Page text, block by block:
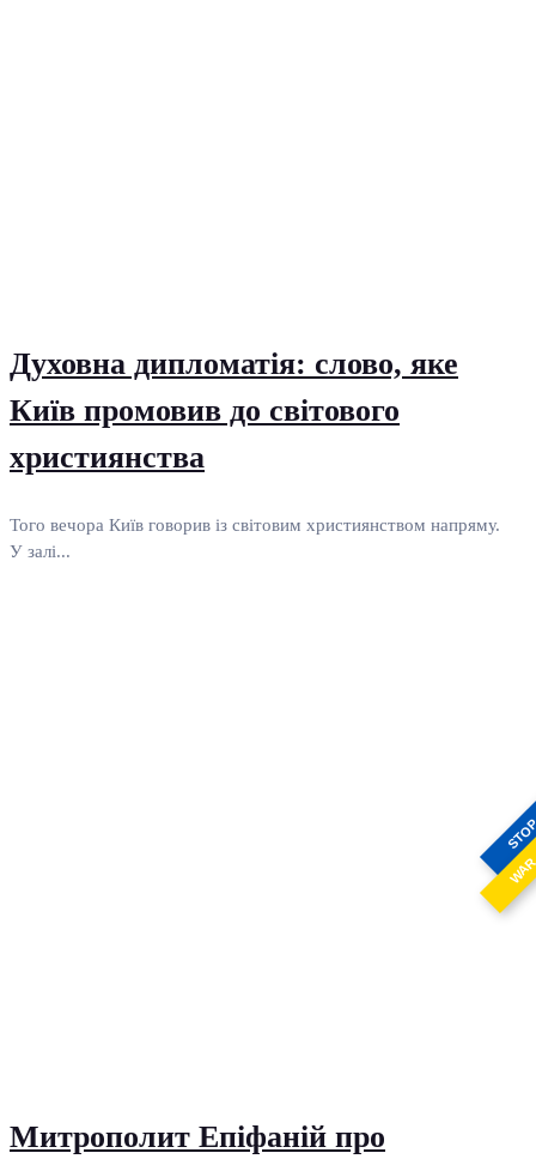
Духовна дипломатія: слово, яке
Київ промовив до світового
християнства
Того вечора Київ говорив із світовим християнством напряму.
У залі...
Митрополит Епіфаній про